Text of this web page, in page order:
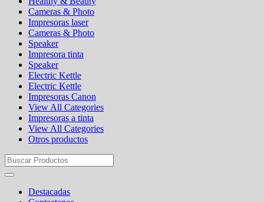
Cameras & Photo
Impresoras laser
Cameras & Photo
Speaker
Impresora tinta
Speaker
Electric Kettle
Electric Kettle
Impresoras Canon
View All Categories
Impresoras a tinta
View All Categories
Otros productos
Search
for:
Destacadas